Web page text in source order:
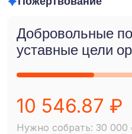
Добровольные
уставные цели
10 546.87 ₽
Нужно собрать: 30 000